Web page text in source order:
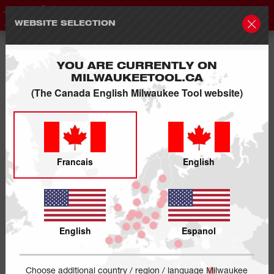
WEBSITE SELECTION
YOU ARE CURRENTLY ON
MILWAUKEETOOL.CA
(The Canada English Milwaukee Tool website)
Francais English
English Espanol
Choose additional country / region / language Milwaukee